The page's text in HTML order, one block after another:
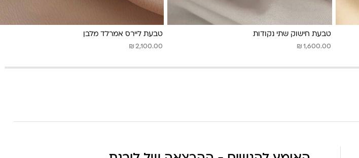
טבעת חישוק שתי נקודות
₪ 1,600.00
טבעת ליירס אמרלד מלבן
₪ 2,100.00